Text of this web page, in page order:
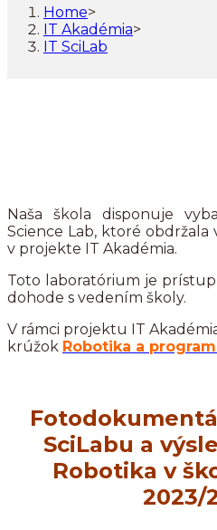
Home>
IT Akadémia>
IT SciLab
Naša škola disponuje
Science Lab, ktoré obdržala
v projekte IT Akadémia.
Toto laboratórium je
dohode s vedením školy.
V rámci projektu IT
krúžok Robotika a
SciLabu a
Robotika v
2023/